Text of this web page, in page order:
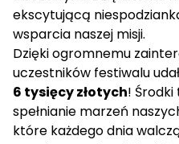
ekscytującą
wsparcia naszej misji.
Dzięki ogromnemu
uczestników festiwalu
6 tysięcy złotych!
spełnianie marzeń
które każdego dnia